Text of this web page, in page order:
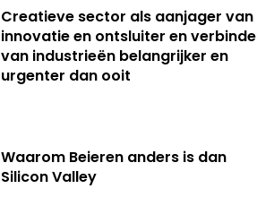
Creatieve sector als aanjager van
innovatie en ontsluiter en
van industrieën belangrijker en
urgenter dan ooit
Waarom Beieren anders is dan
Silicon Valley